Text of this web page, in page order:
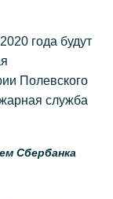
года будут
Полевского
служба
Сбербанка